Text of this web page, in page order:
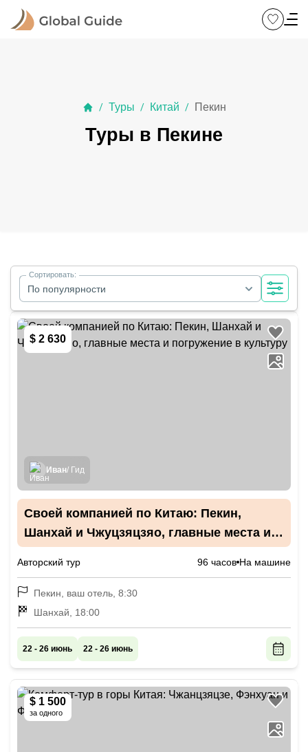
/ Туры / Китай / Пекин
Туры в Пекине
По популярности
Сортировать:
$ 2 630
Иван/ Гид
Своей компанией по Китаю: Пекин,
Шанхай и Чжуцзяцзяо, главные места и
Авторский тур 96 часов На машине
Пекин, ваш отель, 8:30
Шанхай, 18:00
22 - 26 июнь 22 - 26 июнь
$ 1 500
за одного